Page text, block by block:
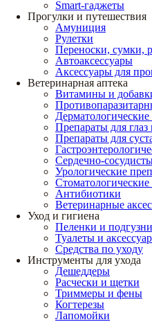
Smart-гаджеты
Прогулки и путешествия
Амуниция
Рулетки
Переноски, сумки,
Автоаксессуары
Аксессуары для
Ветеринарная аптека
Витамины и
Препараты для
Препараты для
Сердечно-
Урологические
Стоматологические
Антибиотики
Ветеринарные
Уход и гигиена
Пеленки и
Туалеты и
Средства по уходу
Инструменты для ухода
Дешеддеры
Расчески и щетки
Триммеры и фены
Когтерезы
Лапомойки